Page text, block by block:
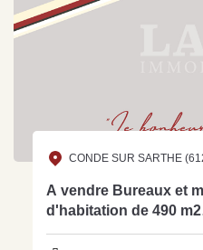
CONDE SUR SARTHE
A vendre Bureaux et
d'habitation de 490 m2
réf:14956